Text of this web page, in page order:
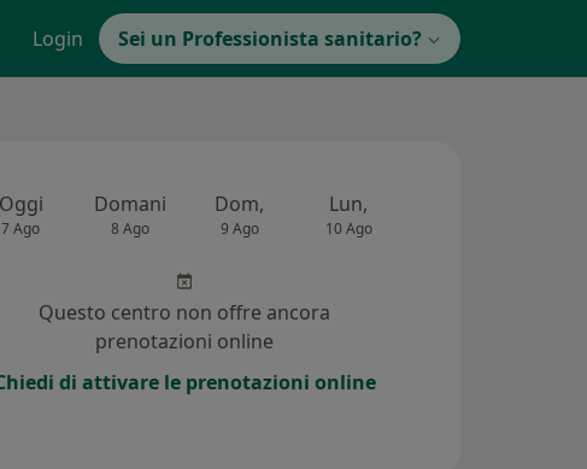
Login Sei un Professionista sanitario?
Oggi
7 Ago
Domani
8 Ago
Dom,
9 Ago
Lun,
10 Ago
Questo centro non offre ancora
prenotazioni online
di attivare le prenotazioni online